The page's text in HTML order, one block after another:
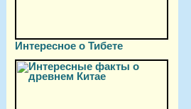
Интересное о Тибете